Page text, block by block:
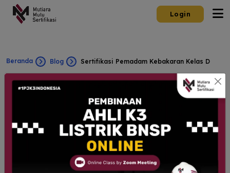
Login
Beranda Blog Sertifikasi Pemadam Kebakaran Kelas D